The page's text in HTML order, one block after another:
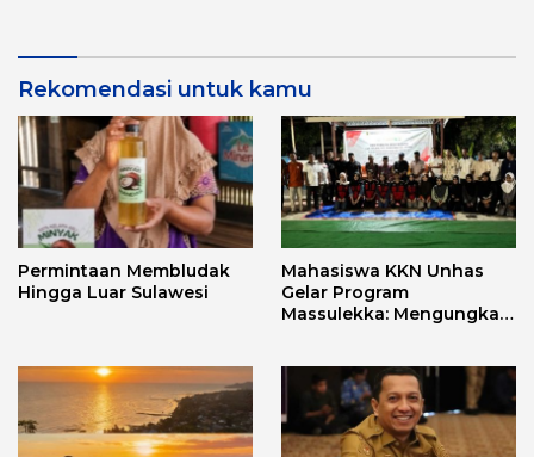
Rekomendasi untuk kamu
Permintaan Membludak
Hingga Luar Sulawesi
Mahasiswa KKN Unhas
Gelar Program
Massulekka: Mengungkap